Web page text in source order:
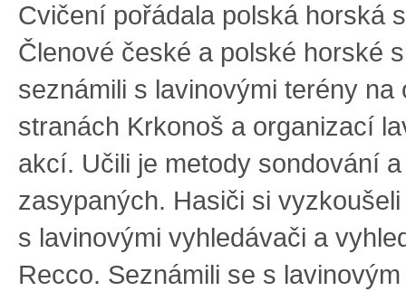
Cvičení pořádala polská horská
Členové české a polské horské
seznámili s lavinovými terény na
stranách Krkonoš a organizací
akcí. Učili je metody sondování
zasypaných. Hasiči si
s lavinovými vyhledávači a
Recco. Seznámili se s